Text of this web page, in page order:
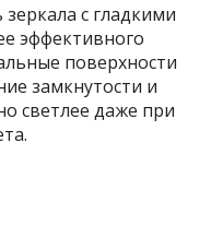
с гладкими
эффективного
поверхности
замкнутости и
светлее даже при